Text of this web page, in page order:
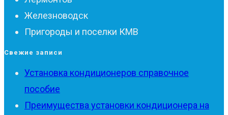
Железноводск
Пригороды и поселки КМВ
Свежие записи
Установка кондиционеров справочное
пособие
Преимущества установки кондиционера на